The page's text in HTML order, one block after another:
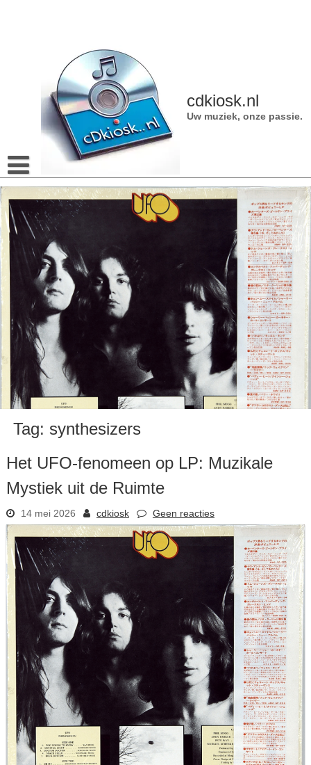
cdkiosk.nl
Uw muziek, onze passie.
Tag: synthesizers
Het UFO-fenomeen op LP: Muzikale
Mystiek uit de Ruimte
14 mei 2026 cdkiosk Geen reacties